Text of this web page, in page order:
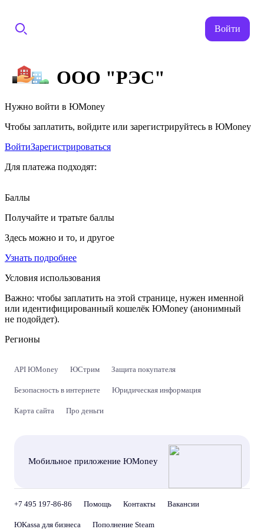
Войти
ООО "РЭС"
Нужно войти в ЮMoney
Чтобы заплатить, войдите или зарегистрируйтесь в ЮMoney
ВойтиЗарегистрироваться
Для платежа подходят:
Баллы
Получайте и тратьте баллы
Здесь можно и то, и другое
Узнать подробнее
Условия использования
Важно: чтобы заплатить на этой странице, нужен именной
или идентифицированный кошелёк ЮMoney (анонимный
не подойдет).
Регионы
API ЮMoney ЮСтрим Защита покупателя
Безопасность в интернете Юридическая информация
Карта сайта Про деньги
Мобильное приложение ЮMoney
+7 495 197-86-86 Помощь Контакты Вакансии
ЮKassa для бизнеса Пополнение Steam